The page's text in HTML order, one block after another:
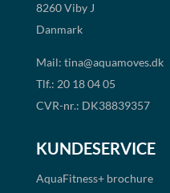
8260 Viby J
Danmark
Mail: tina@aquamoves.dk
Tlf.: 20 18 04 05
CVR-nr.: DK38839357
KUNDESERVICE
AquaFitness+ brochure